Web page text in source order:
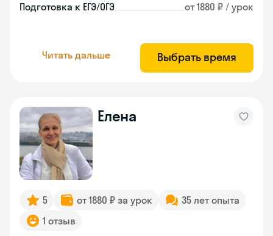
Подготовка к ЕГЭ/ОГЭ от 1880 ₽ / урок
Читать дальше Выбрать время
Елена
5 от 1880 ₽ за урок
35 лет опыта
1 отзыв